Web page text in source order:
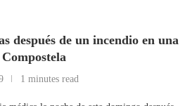
después de un incendio en una
1 minutes read